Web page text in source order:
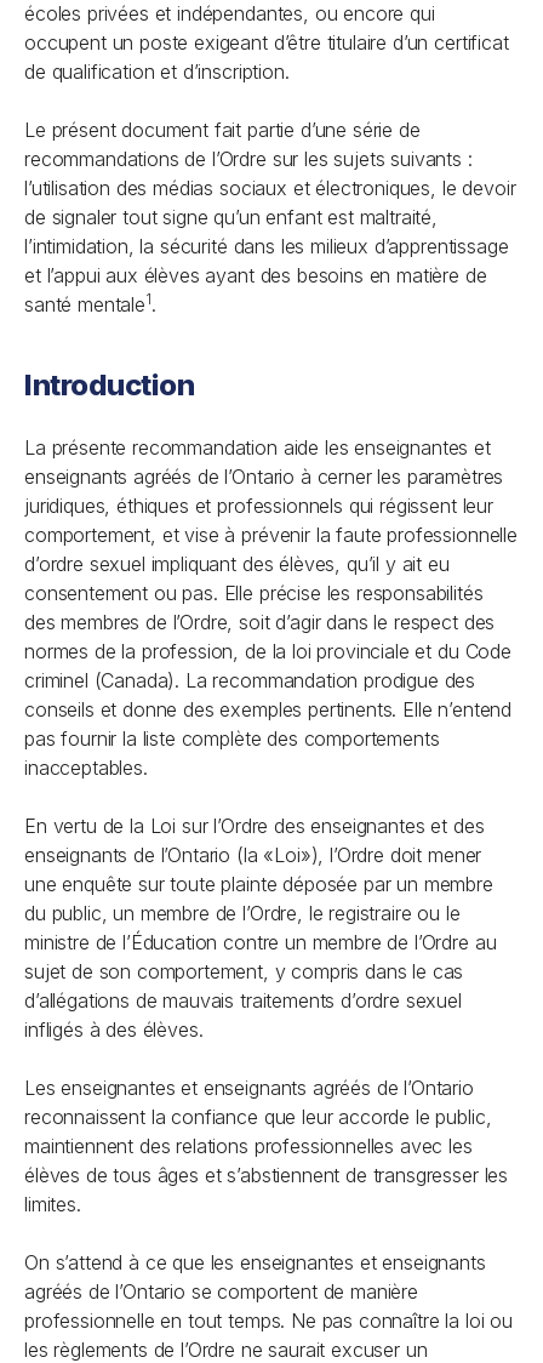
écoles privées et indépendantes, ou encore qui
occupent un poste exigeant d’être titulaire d’un certificat
de qualification et d’inscription.
Le présent document fait partie d’une série de
recommandations de l’Ordre sur les sujets suivants :
l’utilisation des médias sociaux et électroniques, le devoir
de signaler tout signe qu’un enfant est maltraité,
l’intimidation, la sécurité dans les milieux d’apprentissage
et l’appui aux élèves ayant des besoins en matière de
santé mentale1.
Introduction
La présente recommandation aide les enseignantes et
enseignants agréés de l’Ontario à cerner les paramètres
juridiques, éthiques et professionnels qui régissent leur
comportement, et vise à prévenir la faute professionnelle
d’ordre sexuel impliquant des élèves, qu’il y ait eu
consentement ou pas. Elle précise les responsabilités
des membres de l’Ordre, soit d’agir dans le respect des
normes de la profession, de la loi provinciale et du Code
criminel (Canada). La recommandation prodigue des
conseils et donne des exemples pertinents. Elle n’entend
pas fournir la liste complète des comportements
inacceptables.
En vertu de la Loi sur l’Ordre des enseignantes et des
enseignants de l’Ontario (la «Loi»), l’Ordre doit mener
une enquête sur toute plainte déposée par un membre
du public, un membre de l’Ordre, le registraire ou le
ministre de l’Éducation contre un membre de l’Ordre au
sujet de son comportement, y compris dans le cas
d’allégations de mauvais traitements d’ordre sexuel
infligés à des élèves.
Les enseignantes et enseignants agréés de l’Ontario
reconnaissent la confiance que leur accorde le public,
maintiennent des relations professionnelles avec les
élèves de tous âges et s’abstiennent de transgresser les
limites.
On s’attend à ce que les enseignantes et enseignants
agréés de l’Ontario se comportent de manière
professionnelle en tout temps. Ne pas connaître la loi ou
les règlements de l’Ordre ne saurait excuser un